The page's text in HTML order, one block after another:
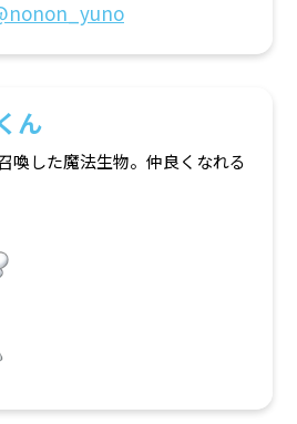
ん
喚した魔法生物。仲良くなれる